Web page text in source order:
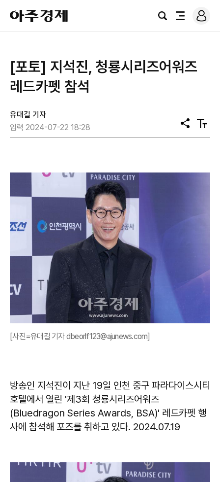
아
주
경
검
전
로
그
[포토] 지석진, 청룡시리즈어워즈
레드카펫 참석
유대길 기자
입력 2024-07-22 18:28
공
유
텍
스
[사진=유대길 기자 dbeorlf123@ajunews.com]
방송인 지석진이 지난 19일 인천 중구 파라다이스시티
호텔에서 열린 '제3회 청룡시리즈어워즈
(Bluedragon Series Awards, BSA)' 레드카펫 행
사에 참석해 포즈를 취하고 있다. 2024.07.19